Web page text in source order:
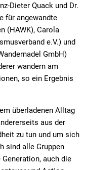
Dieter Quack und Dr.
für angewandte
(HAWK), Carola
e.V.) und
GmbH)
wandern am
so ein Ergebnis
überladenen Alltag
aus der
zu tun und um sich
sind alle Gruppen
auch die